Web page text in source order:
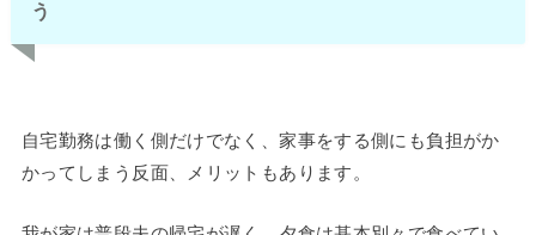
う
自宅勤務は働く側だけでなく、家事をする側にも負担がか
かってしまう反面、メリットもあります。